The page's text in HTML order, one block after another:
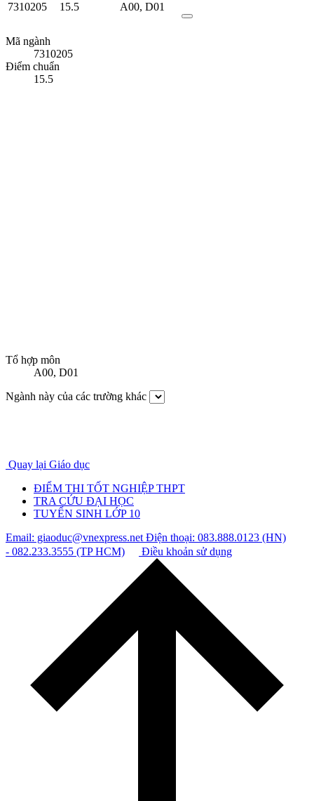
7310205
15.5 A00, D01
Mã ngành
7310205
Điểm chuẩn
15.5
Tổ hợp môn
A00, D01
Ngành này của các trường khác
Quay lại Giáo dục
ĐIỂM THI TỐT NGHIỆP THPT
TRA CỨU ĐẠI HỌC
TUYỂN SINH LỚP 10
Email: giaoduc@vnexpress.netĐiện thoại: 083.888.0123 (HN)
- 082.233.3555 (TP HCM)
Điều khoản sử dụng